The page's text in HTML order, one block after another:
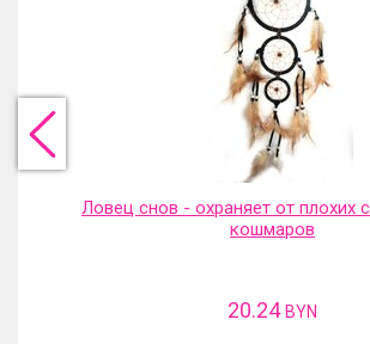
Ловец снов - охраняет от плохих
кошмаров
20.24 BYN